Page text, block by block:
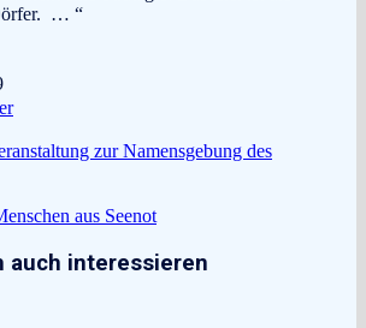
… “
zur Namensgebung des
aus Seenot
auch interessieren